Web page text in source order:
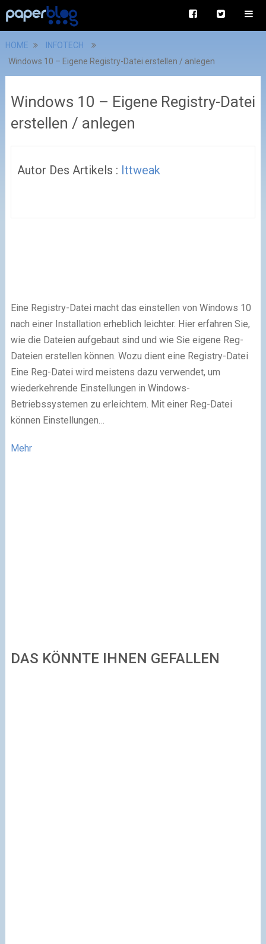
HOME
INFOTECH
Windows 10 – Eigene Registry-Datei erstellen / anlegen
Windows 10 – Eigene Registry-Datei
erstellen / anlegen
Autor Des Artikels : Ittweak
Eine Registry-Datei macht das einstellen von Windows 10
nach einer Installation erheblich leichter. Hier erfahren Sie,
wie die Dateien aufgebaut sind und wie Sie eigene Reg-
Dateien erstellen können. Wozu dient eine Registry-Datei
Eine Reg-Datei wird meistens dazu verwendet, um
wiederkehrende Einstellungen in Windows-
Betriebssystemen zu erleichtern. Mit einer Reg-Datei
können Einstellungen…
Mehr
DAS KÖNNTE IHNEN GEFALLEN